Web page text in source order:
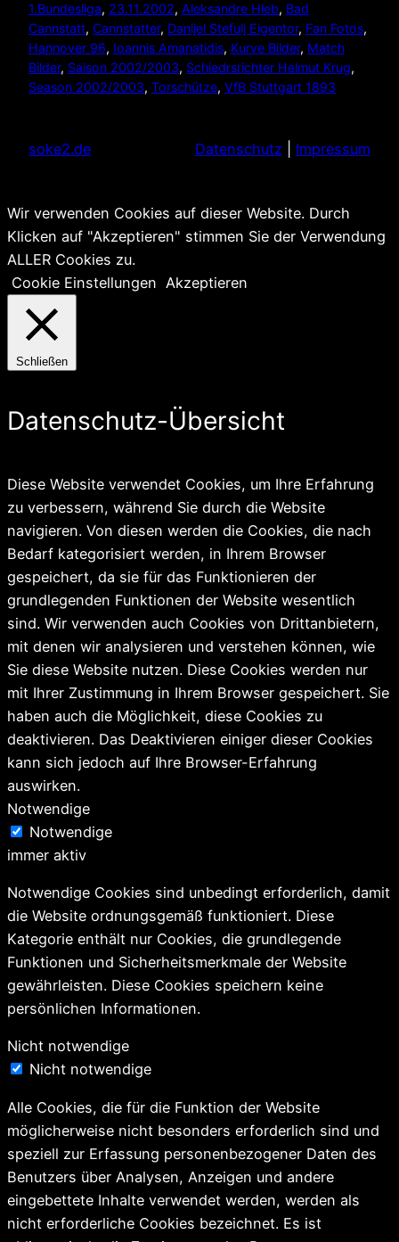
1.Bundesliga, 23.11.2002, Aleksandre Hleb, Bad
Cannstatt, Cannstatter, Danijel Stefulj Eigentor, Fan Fotos
Hannover 96, Ioannis Amanatidis, Kurve Bilder, Match
Bilder, Saison 2002/2003, Schiedrsrichter Helmut Krug
Season 2002/2003, Torschütze, VfB Stuttgart 1893
soke2.de Datenschutz Impressum
Wir verwenden Cookies auf dieser Website. Durch
Klicken auf "Akzeptieren" stimmen Sie der Verwendung
ALLER Cookies zu.
Cookie Einstellungen Akzeptieren
Schließen
Datenschutz-Übersicht
Diese Website verwendet Cookies, um Ihre Erfahrung
zu verbessern, während Sie durch die Website
navigieren. Von diesen werden die Cookies, die nach
Bedarf kategorisiert werden, in Ihrem Browser
gespeichert, da sie für das Funktionieren der
grundlegenden Funktionen der Website wesentlich
sind. Wir verwenden auch Cookies von Drittanbietern,
mit denen wir analysieren und verstehen können, wie
Sie diese Website nutzen. Diese Cookies werden nur
mit Ihrer Zustimmung in Ihrem Browser gespeichert. Sie
haben auch die Möglichkeit, diese Cookies zu
deaktivieren. Das Deaktivieren einiger dieser Cookies
kann sich jedoch auf Ihre Browser-Erfahrung
auswirken.
Notwendige
Notwendige
immer aktiv
Notwendige Cookies sind unbedingt erforderlich, damit
die Website ordnungsgemäß funktioniert. Diese
Kategorie enthält nur Cookies, die grundlegende
Funktionen und Sicherheitsmerkmale der Website
gewährleisten. Diese Cookies speichern keine
persönlichen Informationen.
Nicht notwendige
Nicht notwendige
Alle Cookies, die für die Funktion der Website
möglicherweise nicht besonders erforderlich sind und
speziell zur Erfassung personenbezogener Daten des
Benutzers über Analysen, Anzeigen und andere
eingebettete Inhalte verwendet werden, werden als
nicht erforderliche Cookies bezeichnet. Es ist